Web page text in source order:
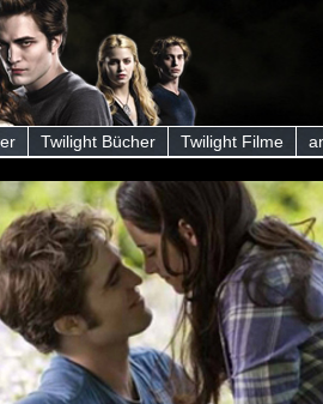
Twilight Bücher Twilight Filme